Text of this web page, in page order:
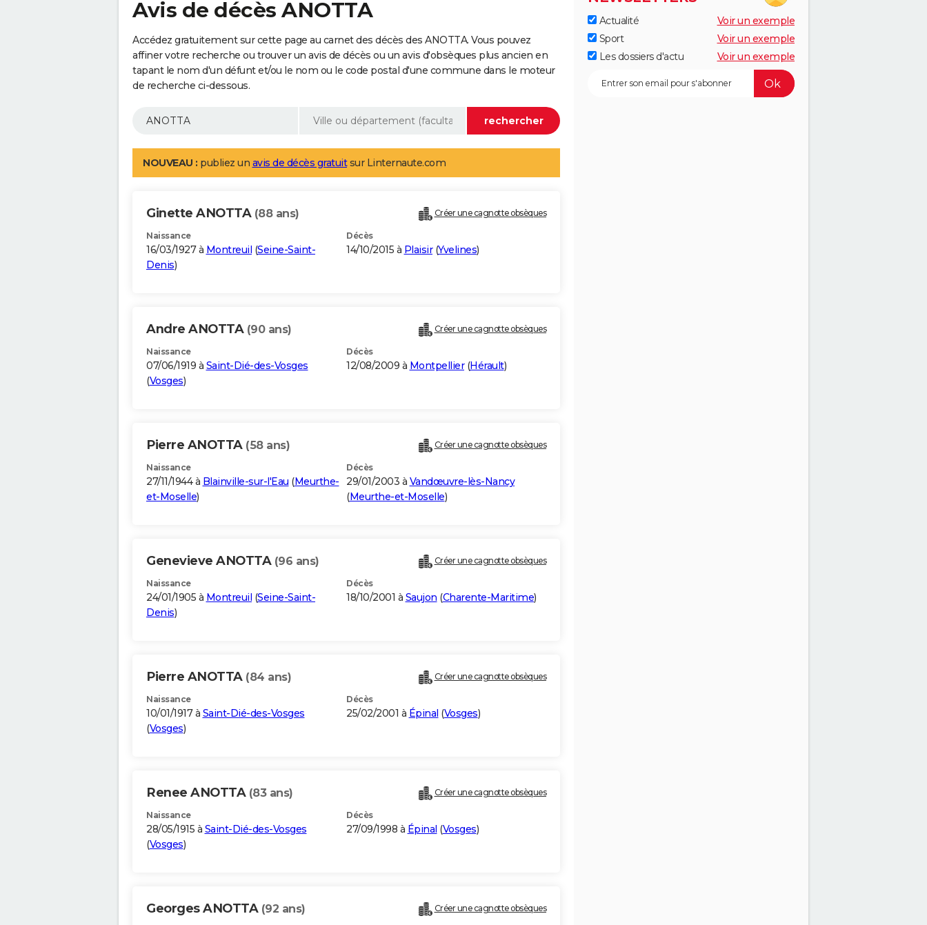
Avis de décès ANOTTA
Accédez gratuitement sur cette page au carnet des décès des ANOTTA. Vous pouvez
affiner votre recherche ou trouver un avis de décès ou un avis d'obsèques plus ancien en
tapant le nom d'un défunt et/ou le nom ou le code postal d'une commune dans le moteur
de recherche ci-dessous.
NOUVEAU : publiez un avis de décès gratuitsur Linternaute.com
Ginette ANOTTA (88 ans) Créer une cagnotte obsèques
Naissance
16/03/1927 à Montreuil (Seine-Saint-
Denis)
Décès
14/10/2015 à Plaisir(Yvelines)
Andre ANOTTA (90 ans) Créer une cagnotte obsèques
Naissance
07/06/1919 à Saint-Dié-des-Vosges
(Vosges)
Décès
12/08/2009 à Montpellier(Hérault)
Pierre ANOTTA (58 ans) Créer une cagnotte obsèques
Naissance
27/11/1944 à Blainville-sur-l'Eau (Meurthe-
et-Moselle)
Décès
29/01/2003 à Vandœuvre-lès-Nancy
(Meurthe-et-Moselle)
Genevieve ANOTTA (96 ans) Créer une cagnotte obsèques
Naissance
24/01/1905 à Montreuil (Seine-Saint-
Denis)
Décès
18/10/2001 à Saujon (Charente-Maritime)
Pierre ANOTTA (84 ans) Créer une cagnotte obsèques
Naissance
10/01/1917 à Saint-Dié-des-Vosges
(Vosges)
Décès
25/02/2001 à Épinal (Vosges)
Renee ANOTTA (83 ans) Créer une cagnotte obsèques
Naissance
28/05/1915 à Saint-Dié-des-Vosges
(Vosges)
Décès
27/09/1998 à Épinal (Vosges)
Georges ANOTTA (92 ans) Créer une cagnotte obsèques
Actualité
Voir un exemple
Sport
Voir un exemple
Les dossiers d'actu
Voir un exemple